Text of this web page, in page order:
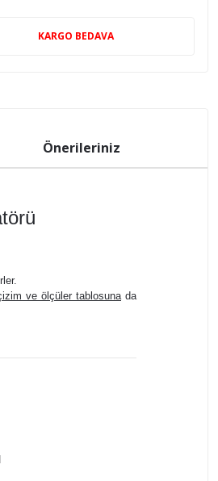
KARGO BEDAVA
Önerileriniz
ve ölçüler tablosunada